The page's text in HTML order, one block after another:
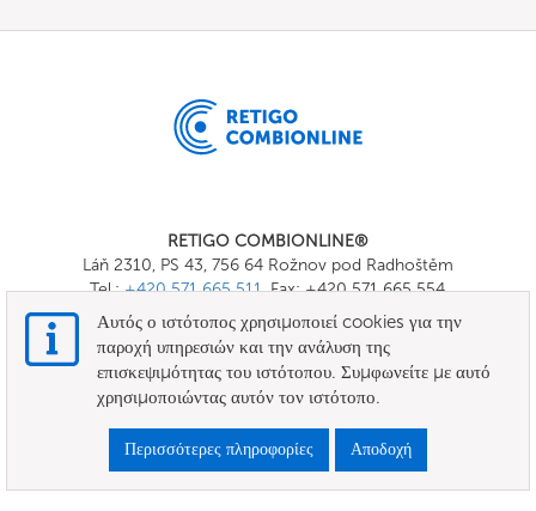
RETIGO COMBIONLINE®
Láň 2310, PS 43, 756 64 Rožnov pod Radhoštěm
Tel.:+420 571 665 511, Fax: +420 571 665 554
E-mail:
info@combionline.com
OnlineMenu
ΟΡΟΙ ΚΑΙ ΠΡΟΫΠΟΘΕΣΕΙΣ
Αυτός ο ιστότοπος χρησιμοποιεί cookies για την
παροχή υπηρεσιών και την ανάλυση της
επισκεψιμότητας του ιστότοπου. Συμφωνείτε με αυτό
χρησιμοποιώντας αυτόν τον ιστότοπο.
Περισσότερες πληροφορίες Αποδοχή